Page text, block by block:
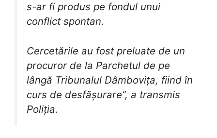
s-ar fi produs pe fondul unui
conflict spontan.
Cercetările au fost preluate de un
procuror de la Parchetul de pe
lângă Tribunalul Dâmbovița, fiind în
curs de desfășurare”, a transmis
Poliția.